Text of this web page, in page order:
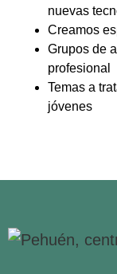
nuevas
Creamos
Grupos de
profesional
Temas a
jóvenes